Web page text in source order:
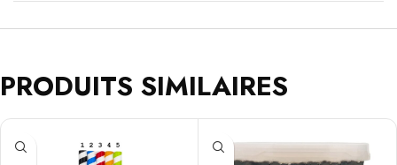
PRODUITS SIMILAIRES